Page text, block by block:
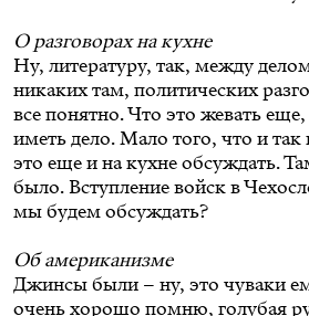
О разговорах на кухне
Ну, литературу, так, между
никаких там, политических
все понятно. Что это жевать
иметь дело. Мало того, что и
это еще и на кухне обсуждать.
было. Вступление войск в
мы будем обсуждать?
Об американизме
Джинсы были – ну, это чуваки
очень хорошо помню, голубая